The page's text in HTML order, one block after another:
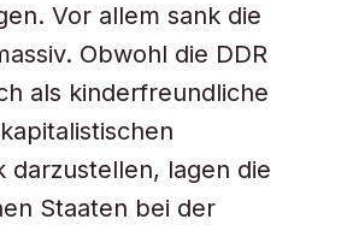
Vor allem sank die
Obwohl die DDR
als kinderfreundliche
darzustellen, lagen die
Staaten bei der